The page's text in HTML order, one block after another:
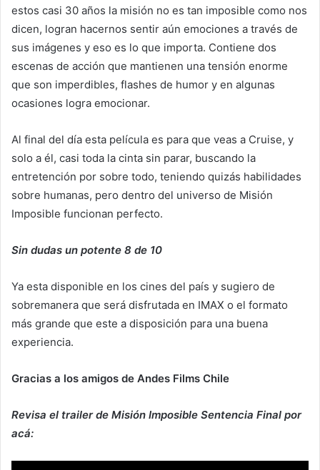
estos casi 30 años la misión no es tan imposible como nos
dicen, logran hacernos sentir aún emociones a través de
sus imágenes y eso es lo que importa. Contiene dos
escenas de acción que mantienen una tensión enorme
que son imperdibles, flashes de humor y en algunas
ocasiones logra emocionar.
Al final del día esta película es para que veas a Cruise, y
solo a él, casi toda la cinta sin parar, buscando la
entretención por sobre todo, teniendo quizás habilidades
sobre humanas, pero dentro del universo de Misión
Imposible funcionan perfecto.
Sin dudas un potente 8 de 10
Ya esta disponible en los cines del país y sugiero de
sobremanera que será disfrutada en IMAX o el formato
más grande que este a disposición para una buena
experiencia.
Gracias a los amigos de Andes Films Chile
Revisa el trailer de Misión Imposible Sentencia Final por
acá: